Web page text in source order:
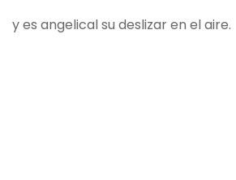
y es angelical su deslizar en el aire.